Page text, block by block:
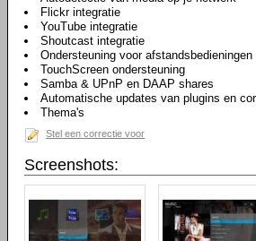
Flickr integratie
YouTube integratie
Shoutcast integratie
Ondersteuning voor afstandsbedieningen
TouchScreen ondersteuning
Samba & UPnP en DAAP shares
Automatische updates van plugins en
Thema's
Stel een correctie voor
Screenshots: